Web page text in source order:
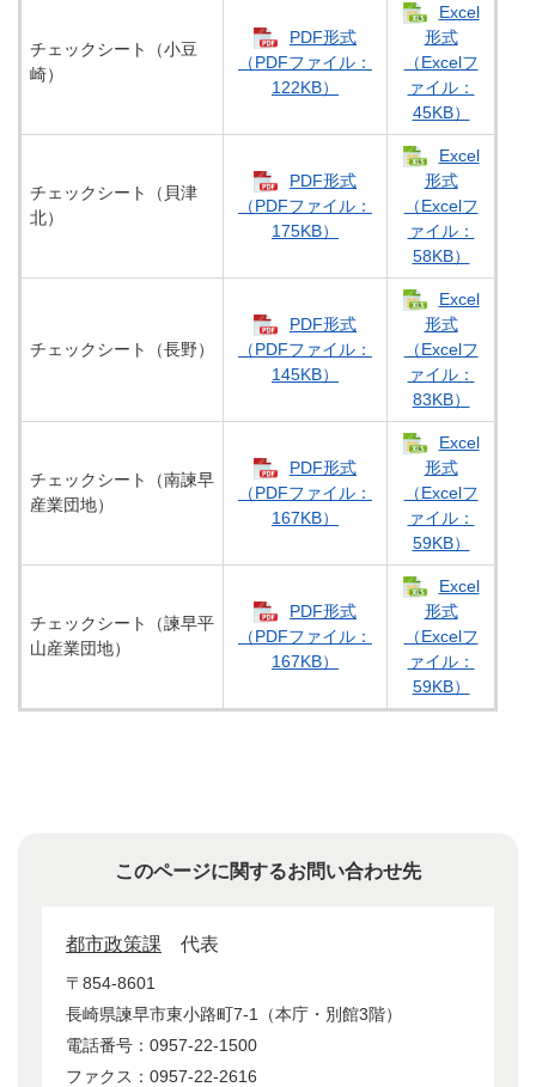
チェックシート（小豆
崎）
PDF形式
（PDFファイル：
122KB）
Excel
形式
（Excelフ
ァイル：
45KB）
チェックシート（貝津
北）
PDF形式
（PDFファイル：
175KB）
Excel
形式
（Excelフ
ァイル：
58KB）
チェックシート（長野）
PDF形式
（PDFファイル：
145KB）
Excel
形式
（Excelフ
ァイル：
83KB）
チェックシート（南諫早
産業団地）
PDF形式
（PDFファイル：
167KB）
Excel
形式
（Excelフ
ァイル：
59KB）
チェックシート（諫早平
山産業団地）
PDF形式
（PDFファイル：
167KB）
Excel
形式
（Excelフ
ァイル：
59KB）
このページに関するお問い合わせ先
都市政策課 代表
〒854-8601
長崎県諫早市東小路町7-1（本庁・別館3階）
電話番号：0957-22-1500
ファクス：0957-22-2616